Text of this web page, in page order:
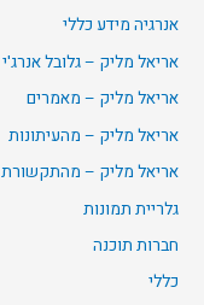
אנרגיה מידע כללי
אריאל מליק – גלובל אנרג'י
אריאל מליק – מאמרים
אריאל מליק – מהעיתונות
אריאל מליק – מהתקשורת
גלריית תמונות
חברות תוכנה
כללי